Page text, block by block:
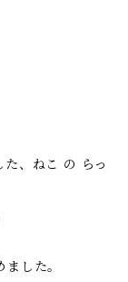
、ねこ の らっ
した。